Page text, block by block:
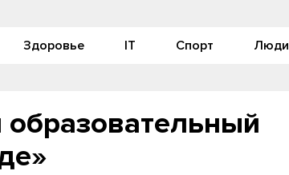
Здоровье IT Спорт Люди
образовательный